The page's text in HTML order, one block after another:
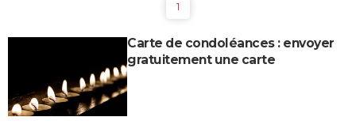
1
Carte de condoléances : envoyer
gratuitement une carte